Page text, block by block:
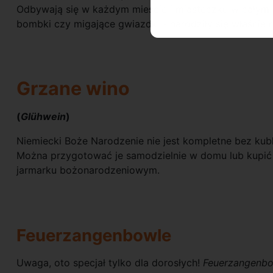
Odbywają się w każdym mieście i miasteczku w
bombki czy migające gwiazdki - narodziły się właśnie
Grzane wino
(Glühwein)
Niemiecki Boże Narodzenie nie jest kompletne bez
Można przygotować je samodzielnie w domu lub
jarmarku bożonarodzeniowym.
Feuerzangenbowle
Uwaga, oto specjał tylko dla dorosłych!